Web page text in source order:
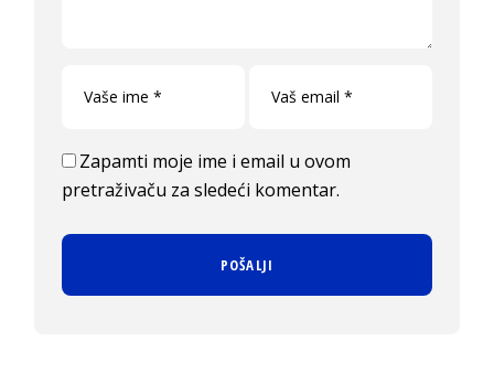
Zapamti moje ime i email u ovom
pretraživaču za sledeći komentar.